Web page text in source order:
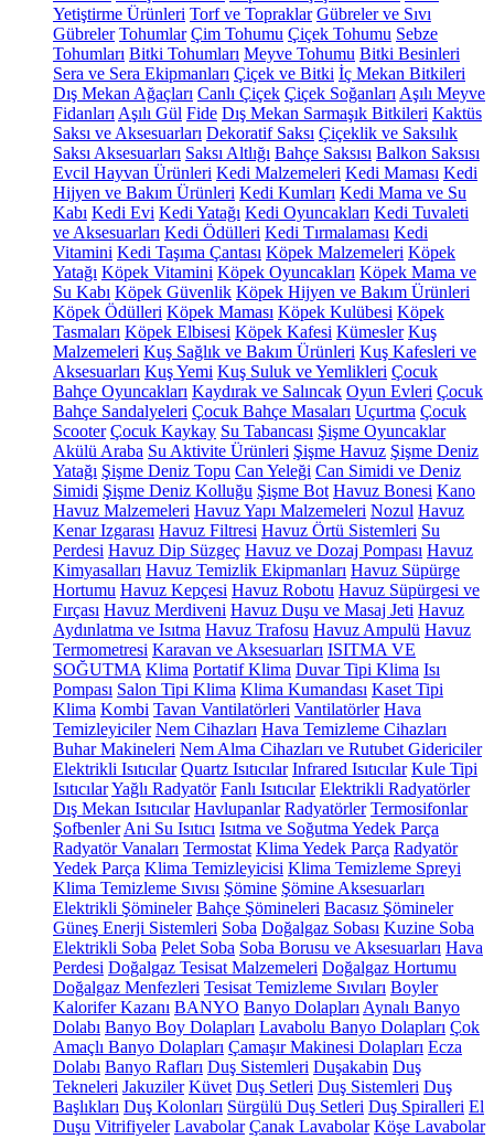
Yetiştirme Ürünleri Torf ve Topraklar Gübreler ve Sıvı
Gübreler Tohumlar Çim Tohumu Çiçek Tohumu Sebze
Tohumları Bitki Tohumları Meyve Tohumu Bitki Besinleri
Sera ve Sera Ekipmanları Çiçek ve Bitki İç Mekan Bitkileri
Dış Mekan Ağaçları Canlı Çiçek Çiçek Soğanları Aşılı Meyve
Fidanları Aşılı Gül Fide Dış Mekan Sarmaşık Bitkileri Kaktüs
Saksı ve Aksesuarları Dekoratif Saksı Çiçeklik ve Saksılık
Saksı Aksesuarları Saksı Altlığı Bahçe Saksısı Balkon Saksısı
Evcil Hayvan Ürünleri Kedi Malzemeleri Kedi Maması Kedi
Hijyen ve Bakım Ürünleri Kedi Kumları Kedi Mama ve Su
Kabı Kedi Evi Kedi Yatağı Kedi Oyuncakları Kedi Tuvaleti
ve Aksesuarları Kedi Ödülleri Kedi Tırmalaması Kedi
Vitamini Kedi Taşıma Çantası Köpek Malzemeleri Köpek
Yatağı Köpek Vitamini Köpek Oyuncakları Köpek Mama ve
Su Kabı Köpek Güvenlik Köpek Hijyen ve Bakım Ürünleri
Köpek Ödülleri Köpek Maması Köpek Kulübesi Köpek
Tasmaları Köpek Elbisesi Köpek Kafesi Kümesler Kuş
Malzemeleri Kuş Sağlık ve Bakım Ürünleri Kuş Kafesleri ve
Aksesuarları Kuş Yemi Kuş Suluk ve Yemlikleri Çocuk
Bahçe Oyuncakları Kaydırak ve Salıncak Oyun Evleri Çocuk
Bahçe Sandalyeleri Çocuk Bahçe Masaları Uçurtma Çocuk
Scooter Çocuk Kaykay Su Tabancası Şişme Oyuncaklar
Akülü Araba Su Aktivite Ürünleri Şişme Havuz Şişme Deniz
Yatağı Şişme Deniz Topu Can Yeleği Can Simidi ve Deniz
Simidi Şişme Deniz Kolluğu Şişme Bot Havuz Bonesi Kano
Havuz Malzemeleri Havuz Yapı Malzemeleri Nozul Havuz
Kenar Izgarası Havuz Filtresi Havuz Örtü Sistemleri Su
Perdesi Havuz Dip Süzgeç Havuz ve Dozaj Pompası Havuz
Kimyasalları Havuz Temizlik Ekipmanları Havuz Süpürge
Hortumu Havuz Kepçesi Havuz Robotu Havuz Süpürgesi ve
Fırçası Havuz Merdiveni Havuz Duşu ve Masaj Jeti Havuz
Aydınlatma ve Isıtma Havuz Trafosu Havuz Ampulü Havuz
Termometresi Karavan ve Aksesuarları ISITMA VE
SOĞUTMA Klima Portatif Klima Duvar Tipi Klima Isı
Pompası Salon Tipi Klima Klima Kumandası Kaset Tipi
Klima Kombi Tavan Vantilatörleri Vantilatörler Hava
Temizleyiciler Nem Cihazları Hava Temizleme Cihazları
Buhar Makineleri Nem Alma Cihazları ve Rutubet Gidericiler
Elektrikli Isıtıcılar Quartz Isıtıcılar Infrared Isıtıcılar Kule Tipi
IsıtıcılarYağlı Radyatör Fanlı Isıtıcılar Elektrikli Radyatörler
Dış Mekan Isıtıcılar Havlupanlar Radyatörler Termosifonlar
Şofbenler Ani Su Isıtıcı Isıtma ve Soğutma Yedek Parça
Radyatör Vanaları Termostat Klima Yedek Parça Radyatör
Yedek Parça Klima Temizleyicisi Klima Temizleme Spreyi
Klima Temizleme Sıvısı Şömine Şömine Aksesuarları
Elektrikli Şömineler Bahçe Şömineleri Bacasız Şömineler
Güneş Enerji Sistemleri Soba Doğalgaz Sobası Kuzine Soba
Elektrikli Soba Pelet Soba Soba Borusu ve Aksesuarları Hava
Perdesi Doğalgaz Tesisat Malzemeleri Doğalgaz Hortumu
Doğalgaz Menfezleri Tesisat Temizleme Sıvıları Boyler
Kalorifer Kazanı BANYO Banyo Dolapları Aynalı Banyo
Dolabı Banyo Boy Dolapları Lavabolu Banyo Dolapları Çok
Amaçlı Banyo Dolapları Çamaşır Makinesi Dolapları Ecza
Dolabı Banyo Rafları Duş Sistemleri Duşakabin Duş
Tekneleri Jakuziler Küvet Duş Setleri Duş Sistemleri Duş
Başlıkları Duş Kolonları Sürgülü Duş Setleri Duş Spiralleri El
Duşu Vitrifiyeler Lavabolar Çanak Lavabolar Köşe Lavabolar